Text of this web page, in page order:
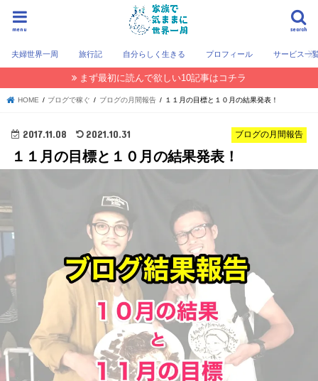
search
menu
夫婦世界一周 旅行記 自分らしく生きる プロフィール サービス一
まず最初に読んで欲しい10記事はコチラ
HOME ブログで稼ぐ ブログの月間報告 １１月の目標と１０月の結果発表！
ブログの月間報告
2017.11.08 2021.10.31
１１月の目標と１０月の結果発表！